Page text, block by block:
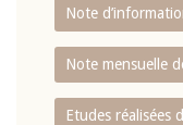
Note
Note mensuelle
Etudes réalisées